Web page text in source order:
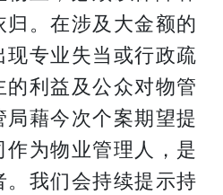
。在涉及大金额的
专业失当或行政疏
利益及公众对物管
藉今次个案期望提
为物业管理人，是
我们会持续提示持